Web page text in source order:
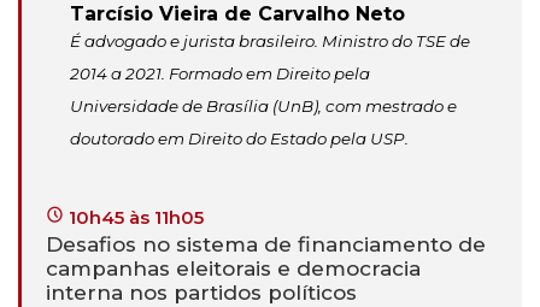
Tarcísio Vieira de Carvalho Neto
É advogado e jurista brasileiro. Ministro do TSE de
2014 a 2021. Formado em Direito pela
Universidade de Brasília (UnB), com mestrado e
doutorado em Direito do Estado pela USP.
10h45 às 11h05
Desafios no sistema de financiamento de
campanhas eleitorais e democracia
interna nos partidos políticos